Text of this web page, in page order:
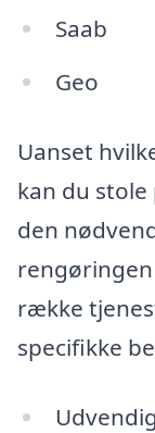
Saab
Geo
Uanset
kan du
den
række
specifikke